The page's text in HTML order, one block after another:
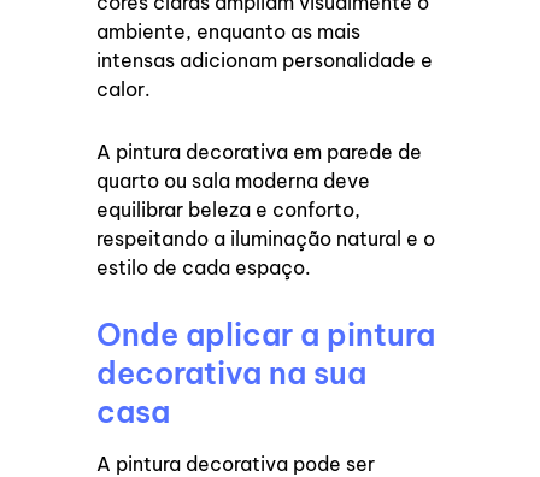
ambiente, enquanto as mais
intensas adicionam personalidade e
calor.
A pintura decorativa em parede de
quarto ou sala moderna deve
equilibrar beleza e conforto,
respeitando a iluminação natural e o
estilo de cada espaço.
Onde aplicar a pintura
decorativa na sua
casa
A pintura decorativa pode ser